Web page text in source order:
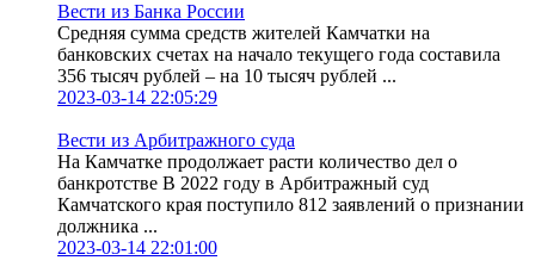
Вести из Банка России
Средняя сумма средств жителей Камчатки на
банковских счетах на начало текущего года составила
356 тысяч рублей – на 10 тысяч рублей ...
2023-03-14 22:05:29
Вести из Арбитражного суда
На Камчатке продолжает расти количество дел о
банкротстве В 2022 году в Арбитражный суд
Камчатского края поступило 812 заявлений о признании
должника ...
2023-03-14 22:01:00